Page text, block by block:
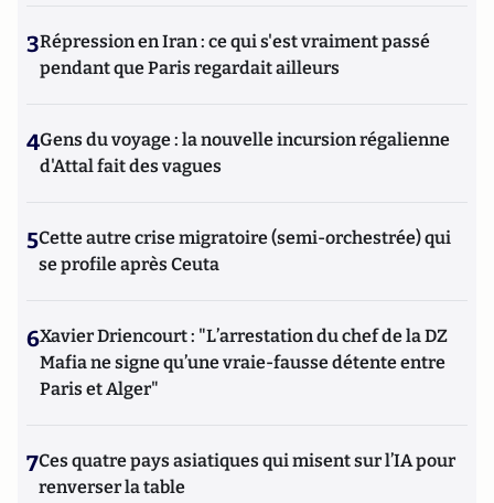
3Répression en Iran : ce qui s'est vraiment passé
pendant que Paris regardait ailleurs
4Gens du voyage : la nouvelle incursion régalienne
d'Attal fait des vagues
5Cette autre crise migratoire (semi-orchestrée) qui
se profile après Ceuta
6Xavier Driencourt : "L’arrestation du chef de la DZ
Mafia ne signe qu’une vraie-fausse détente entre
Paris et Alger"
7Ces quatre pays asiatiques qui misent sur l’IA pour
renverser la table